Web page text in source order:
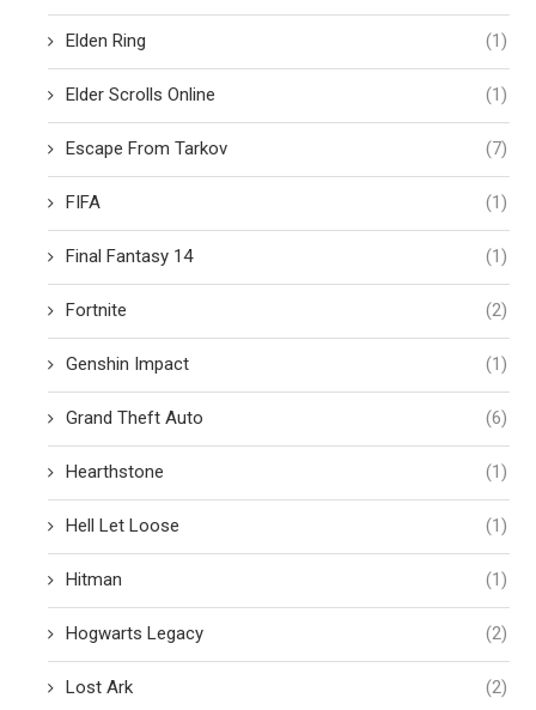
Elden Ring (1)
Elder Scrolls Online (1)
Escape From Tarkov (7)
FIFA (1)
Final Fantasy 14 (1)
Fortnite (2)
Genshin Impact (1)
Grand Theft Auto (6)
Hearthstone (1)
Hell Let Loose (1)
Hitman (1)
Hogwarts Legacy (2)
Lost Ark (2)